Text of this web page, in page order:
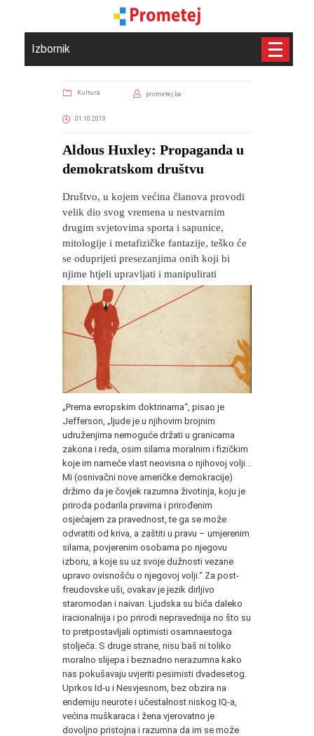
Izbornik
Kultura prometej.ba
01.10.2019
Aldous Huxley: Propaganda u
demokratskom društvu
Društvo, u kojem većina članova provodi
velik dio svog vremena u nestvarnim
drugim svjetovima sporta i sapunice,
mitologije i metafizičke fantazije, teško će
se oduprijeti presezanjima onih koji bi
njime htjeli upravljati i manipulirati
„Prema evropskim doktrinama“, pisao je
Jefferson, „ljude je u njihovim brojnim
udruženjima nemoguće držati u granicama
zakona i reda, osim silama moralnim i fizičkim
koje im nameće vlast neovisna o njihovoj volji...
Mi (osnivačni nove američke demokracije)
držimo da je čovjek razumna životinja, koju je
priroda podarila pravima i prirođenim
osjećajem za pravednost, te ga se može
odvratiti od kriva, a zaštiti u pravu – umjerenim
silama, povjerenim osobama po njegovu
izboru, a koje su uz svoje dužnosti vezane
upravo ovisnošću o njegovoj volji.“ Za post-
freudovske uši, ovakav je jezik dirljivo
staromodan i naivan. Ljudska su bića daleko
iracionalnija i po prirodi nepravednija no što su
to pretpostavljali optimisti osamnaestoga
stoljeća. S druge strane, nisu baš ni toliko
moralno slijepa i beznadno nerazumna kako
nas pokušavaju uvjeriti pesimisti dvadesetog.
Uprkos Id-u i Nesvjesnom, bez obzira na
endemiju neurote i učestalnost niskog IQ-a,
većina muškaraca i žena vjerovatno je
dovoljno pristojna i razumna da im se može